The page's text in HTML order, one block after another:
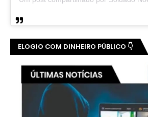
ELOGIO COM DINHEIRO PÚBLICO 👇